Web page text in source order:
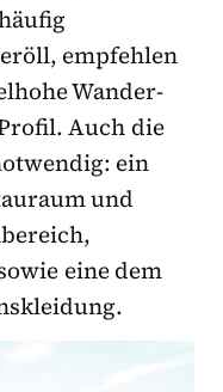
empfehlen
Wander-
Auch die
ein
und
eine dem